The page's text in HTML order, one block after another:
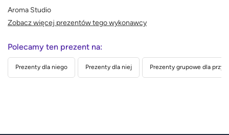
Aroma Studio
Zobacz więcej prezentów tego wykonawcy
Polecamy ten prezent na:
Prezenty dla niego Prezenty dla niej Prezenty grupowe dla